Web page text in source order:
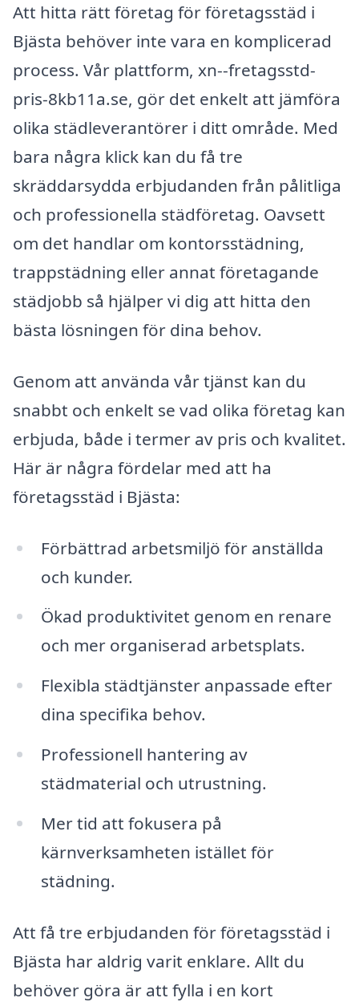
Att hitta rätt företag för företagsstäd i
Bjästa behöver inte vara en komplicerad
process. Vår plattform, xn--fretagsstd-
pris-8kb11a.se, gör det enkelt att jämföra
olika städleverantörer i ditt område. Med
bara några klick kan du få tre
skräddarsydda erbjudanden från pålitliga
och professionella städföretag. Oavsett
om det handlar om kontorsstädning,
trappstädning eller annat företagande
städjobb så hjälper vi dig att hitta den
bästa lösningen för dina behov.
Genom att använda vår tjänst kan du
snabbt och enkelt se vad olika företag kan
erbjuda, både i termer av pris och kvalitet.
Här är några fördelar med att ha
företagsstäd i Bjästa:
Förbättrad arbetsmiljö för anställda
och kunder.
Ökad produktivitet genom en renare
och mer organiserad arbetsplats.
Flexibla städtjänster anpassade efter
dina specifika behov.
Professionell hantering av
städmaterial och utrustning.
Mer tid att fokusera på
kärnverksamheten istället för
städning.
Att få tre erbjudanden för företagsstäd i
Bjästa har aldrig varit enklare. Allt du
behöver göra är att fylla i en kort